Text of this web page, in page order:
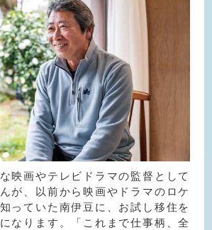
映画やテレビドラマの監督として
が、以前から映画やドラマのロケ
っていた南伊豆に、お試し移住を
なります。「これまで仕事柄、全